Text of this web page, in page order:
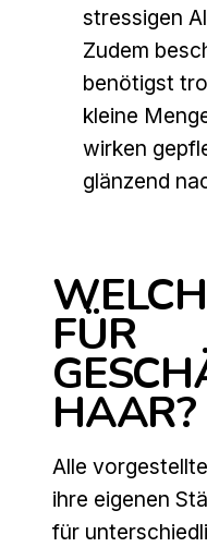
stressigen
Zudem
benötigst
kleine
wirken
glänzend
FÜR
HAAR?
Alle
ihre eigenen
für